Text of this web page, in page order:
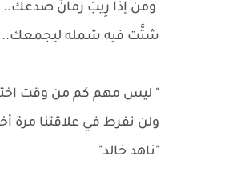
ومن إذا رِيبَ زمانٌ صدعك..
شتَّت فيه شمله ليجمعك..
" ليس مهم كم من وقت
ولن نفرط في علاقتنا مرة
"ناهد خالد"